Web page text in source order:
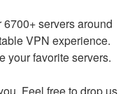
servers around
VPN experience.
your favorite servers.